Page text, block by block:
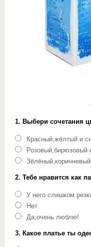
1. Выбери сочетания
Красный,жёлтый и
Розовый,бирюзовый
2. Тебе нравится как
У него слишком
Нет.
Да,очень люблю!
3. Какое платье ты